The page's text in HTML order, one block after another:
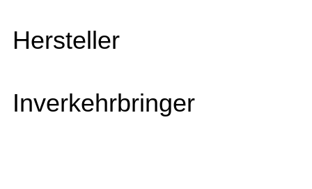
Hersteller
Inverkehrbringer